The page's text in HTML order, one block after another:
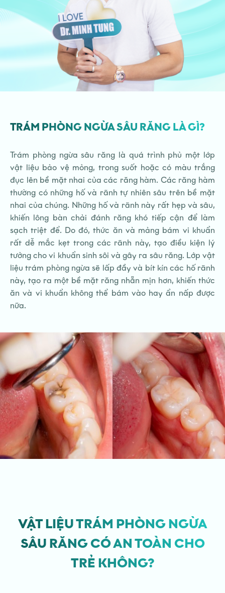
TRÁM PHÒNG NGỪA SÂU RĂNG LÀ GÌ?
Trám phòng ngừa sâu răng là quá trình phủ một lớp
vật liệu bảo vệ mỏng, trong suốt hoặc có màu trắng
đục lên bề mặt nhai của các răng hàm. Các răng hàm
thường có những hố và rãnh tự nhiên sâu trên bề mặt
nhai của chúng. Những hố và rãnh này rất hẹp và sâu,
khiến lông bàn chải đánh răng khó tiếp cận để làm
sạch triệt để. Do đó, thức ăn và mảng bám vi khuẩn
rất dễ mắc kẹt trong các rãnh này, tạo điều kiện lý
tưởng cho vi khuẩn sinh sôi và gây ra sâu răng. Lớp vật
liệu trám phòng ngừa sẽ lấp đầy và bít kín các hố rãnh
này, tạo ra một bề mặt răng nhẵn mịn hơn, khiến thức
ăn và vi khuẩn không thể bám vào hay ẩn nấp được
nữa.
VẬT LIỆU TRÁM PHÒNG NGỪA
SÂU RĂNG CÓ AN TOÀN CHO
TRẺ KHÔNG?